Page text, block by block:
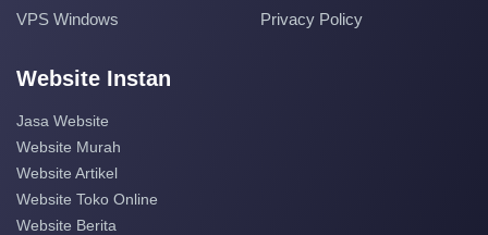
VPS Windows
Privacy Policy
Website Instan
Jasa Website
Website Murah
Website Artikel
Website Toko Online
Website Berita